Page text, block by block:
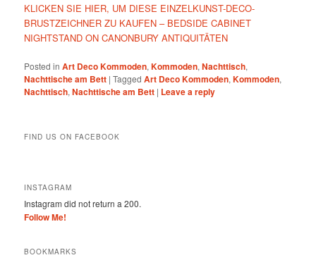
KLICKEN SIE HIER, UM DIESE EINZELKUNST-DECO-
BRUSTZEICHNER ZU KAUFEN – BEDSIDE CABINET
NIGHTSTAND ON CANONBURY ANTIQUITÄTEN
Posted in Art Deco Kommoden,Kommoden,Nachttisch,
Nachttische am Bett |Tagged Art Deco Kommoden,Kommoden,
Nachttisch,Nachttische am Bett | Leave a reply
FIND US ON FACEBOOK
INSTAGRAM
Instagram did not return a 200.
Follow Me!
BOOKMARKS